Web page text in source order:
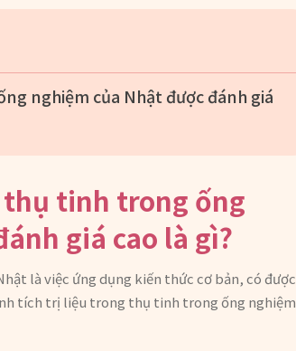
nghiệm của Nhật được đánh giá
tinh trong ống
giá cao là gì?
là việc ứng dụng kiến thức cơ bản, có được
tích trị liệu trong thụ tinh trong ống nghiệm